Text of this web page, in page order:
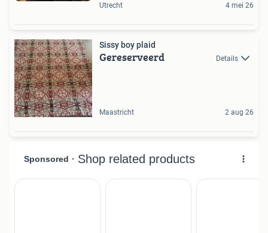
Utrecht 4 mei 26
Sissy boy plaid
Gereserveerd Details
Maastricht 2 aug 26